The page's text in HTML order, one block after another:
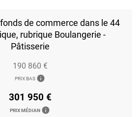
de commerce dans le 44
rubrique Boulangerie -
Pâtisserie
190 860 €
PRIX BAS info
301 950 €
PRIX MÉDIAN info